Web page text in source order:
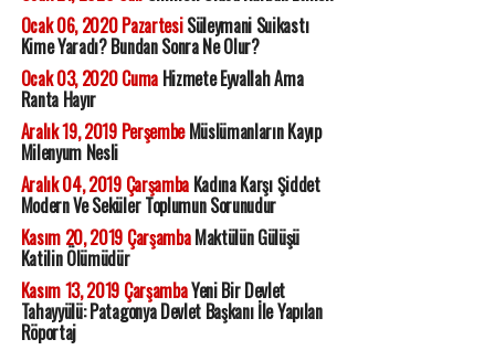
Ocak 06, 2020 PazartesiSüleymani Suikastı
Kime Yaradı? Bundan Sonra Ne Olur?
Ocak 03, 2020 CumaHizmete Eyvallah Ama
Ranta Hayır
Aralık 19, 2019 PerşembeMüslümanların Kayıp
Milenyum Nesli
Aralık 04, 2019 ÇarşambaKadına Karşı Şiddet
Modern Ve Seküler Toplumun Sorunudur
Kasım 20, 2019 ÇarşambaMaktülün Gülüşü
Katilin Ölümüdür
Kasım 13, 2019 ÇarşambaYeni Bir Devlet
Tahayyülü: Patagonya Devlet Başkanı İle Yapılan
Röportaj